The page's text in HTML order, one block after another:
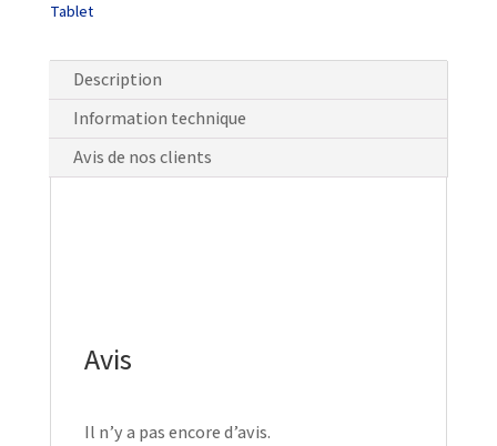
Tablet
Description
Information technique
Avis de nos clients
Avis
Il n’y a pas encore d’avis.